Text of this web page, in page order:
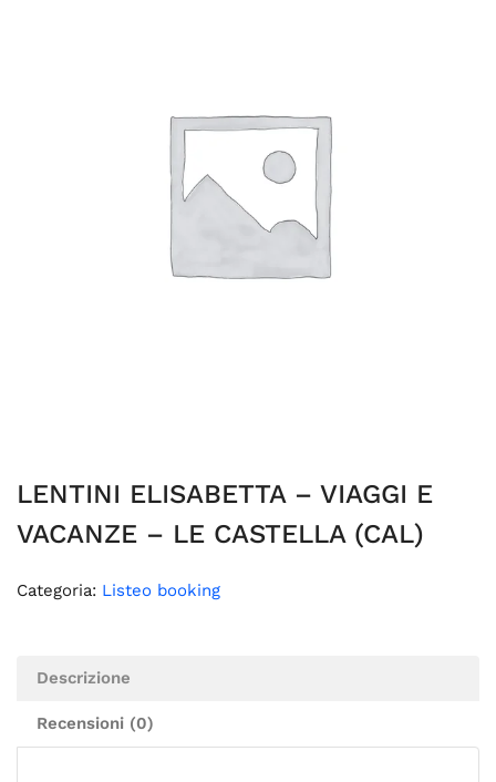
LENTINI ELISABETTA – VIAGGI E
VACANZE – LE CASTELLA (CAL)
Categoria: Listeo booking
Descrizione
Recensioni (0)